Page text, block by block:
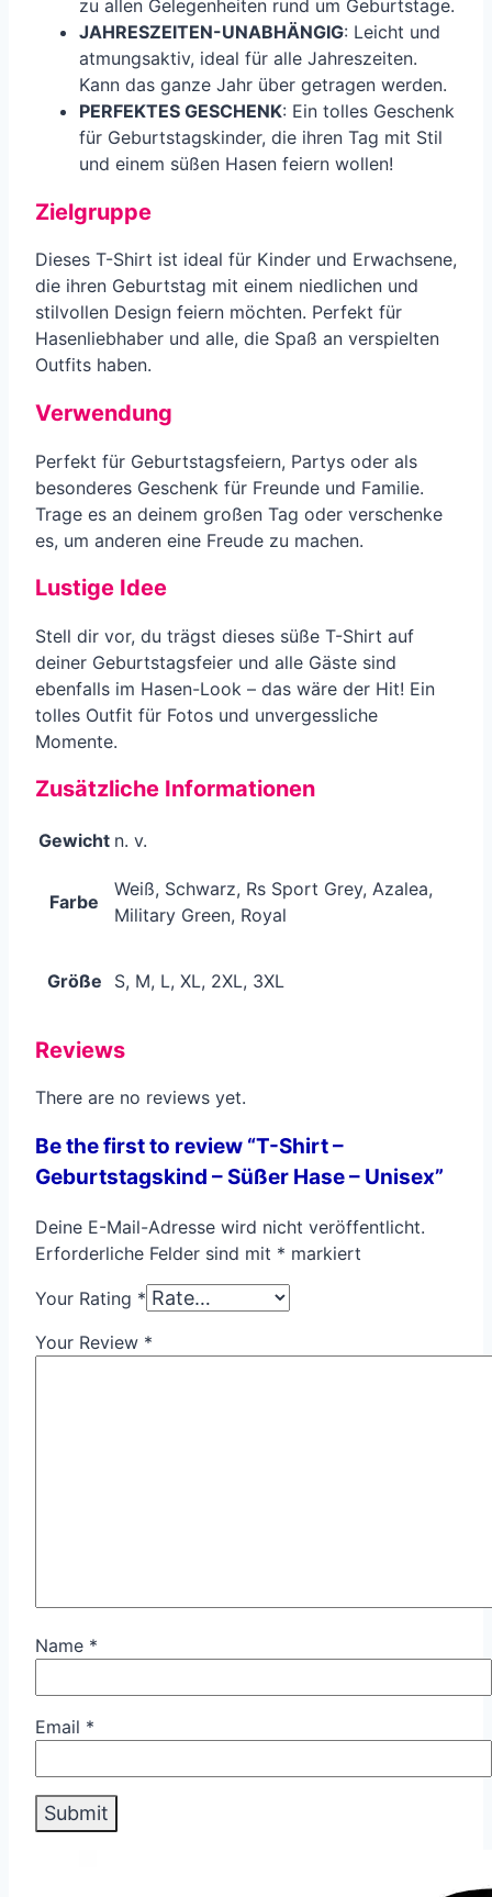
zu allen Gelegenheiten rund um Geburtstage.
JAHRESZEITEN-UNABHÄNGIG: Leicht und
atmungsaktiv, ideal für alle Jahreszeiten.
Kann das ganze Jahr über getragen werden.
PERFEKTES GESCHENK: Ein tolles Geschenk
für Geburtstagskinder, die ihren Tag mit Stil
und einem süßen Hasen feiern wollen!
Zielgruppe
Dieses T-Shirt ist ideal für Kinder und Erwachsene,
die ihren Geburtstag mit einem niedlichen und
stilvollen Design feiern möchten. Perfekt für
Hasenliebhaber und alle, die Spaß an verspielten
Outfits haben.
Verwendung
Perfekt für Geburtstagsfeiern, Partys oder als
besonderes Geschenk für Freunde und Familie.
Trage es an deinem großen Tag oder verschenke
es, um anderen eine Freude zu machen.
Lustige Idee
Stell dir vor, du trägst dieses süße T-Shirt auf
deiner Geburtstagsfeier und alle Gäste sind
ebenfalls im Hasen-Look – das wäre der Hit! Ein
tolles Outfit für Fotos und unvergessliche
Momente.
Zusätzliche Informationen
Gewicht n. v.
Farbe
Weiß, Schwarz, Rs Sport Grey, Azalea,
Military Green, Royal
Größe S, M, L, XL, 2XL, 3XL
Reviews
There are no reviews yet.
Be the first to review “T-Shirt –
Geburtstagskind – Süßer Hase – Unisex”
Deine E-Mail-Adresse wird nicht veröffentlicht.
Erforderliche Felder sind mit * markiert
Your Rating *
Your Review *
Name *
Email *